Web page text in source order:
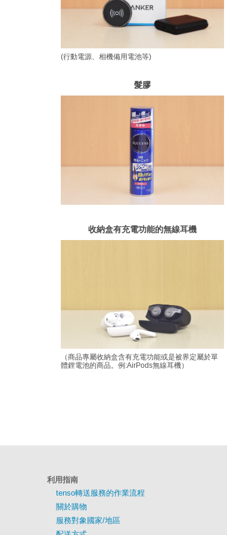
(行動電源、相機備用電池等)
髮膠
收納盒有充電功能的無線耳機
（商品專屬收納盒含有充電功能或是被界定屬於單
體鋰電池的商品。例:AirPods無線耳機）
利用指南
tenso轉送服務的作業流程
關於購物
服務對象國家/地區